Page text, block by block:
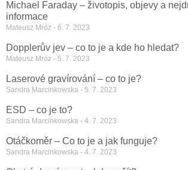
Michael Faraday – životopis, objevy a
informace
Mateusz Mróz 6. 7. 2023
Dopplerův jev – co to je a kde ho hledat?
Mateusz Mróz 5. 7. 2023
Laserové gravírování – co to je?
Sandra Marcinkowska 5. 7. 2023
ESD – co je to?
Sandra Marcinkowska 4. 7. 2023
Otáčkoměr – Co to je a jak funguje?
Sandra Marcinkowska 4. 7. 2023